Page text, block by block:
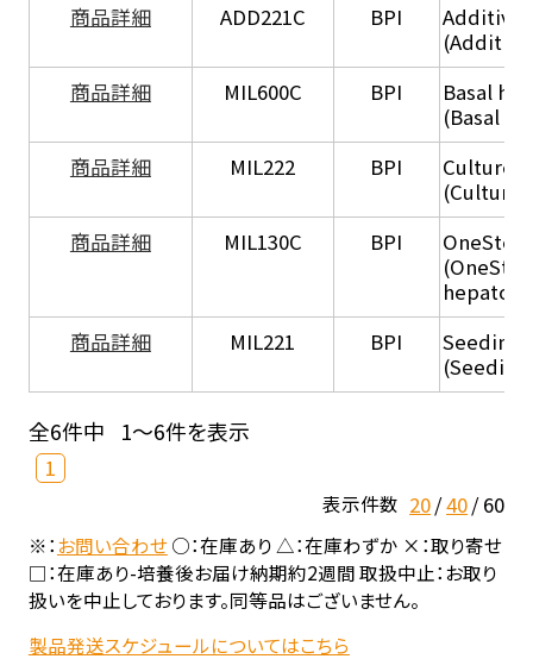
商品詳細
ADD221C BPI
商品詳細
MIL600C BPI
Basal
(Basal
商品詳細
MIL222 BPI
Culture
(Culture
商品詳細
MIL130C BPI
商品詳細
MIL221 BPI
Seeding
全6件中 1～6件を表示
1
表示件数 20 40 60
※：お問い合わせ○：在庫あり △：在庫わずか ×：取り寄せ
□：在庫あり-培養後お届け納期約2週間 取扱中止：お取り
扱いを中止しております。同等品はございません。
製品発送スケジュールについてはこちら